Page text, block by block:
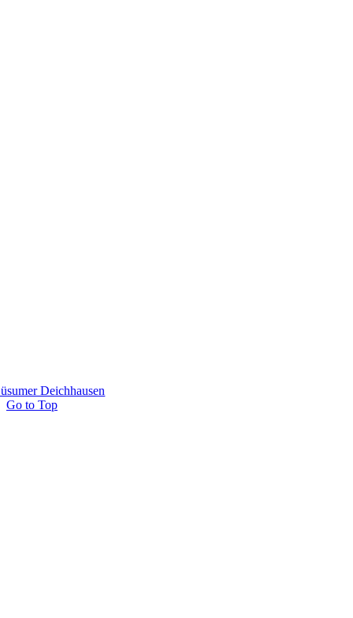
Deichhausen
Go to Top